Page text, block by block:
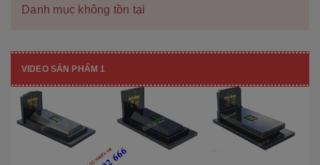
Danh mục không tồn tại
VIDEO SẢN PHẨM 1